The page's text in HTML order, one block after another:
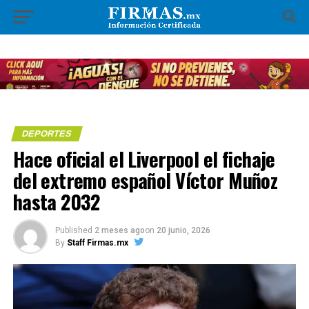
DEPORTES
Hace oficial el Liverpool el fichaje
del extremo español Víctor Muñoz
hasta 2032
Published 2 meses agoon 20 junio, 2026
By Staff Firmas.mx